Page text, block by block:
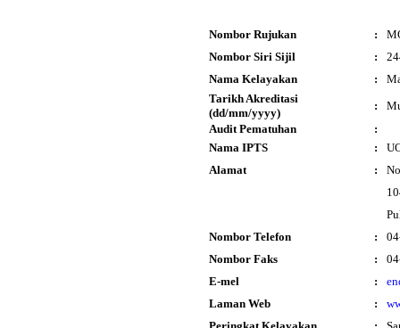
Nombor Rujukan :
Nombor Siri Sijil
:
Nama Kelayakan
:
Tarikh Akreditasi
(dd/mm/yyyy)
:
Audit Pematuhan
:
Nama IPTS
:
Alamat
:
Nombor Telefon
:
Nombor Faks
:
E-mel
:
Laman Web
: